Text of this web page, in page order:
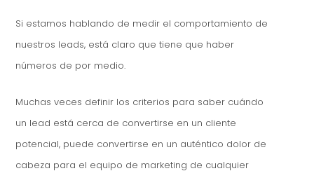
Si estamos hablando de medir el comportamiento de
nuestros leads, está claro que tiene que haber
números de por medio.
Muchas veces definir los criterios para saber cuándo
un lead está cerca de convertirse en un cliente
potencial, puede convertirse en un auténtico dolor de
cabeza para el equipo de marketing de cualquier